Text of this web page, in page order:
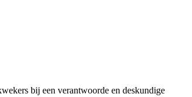
bij een verantwoorde en deskundige